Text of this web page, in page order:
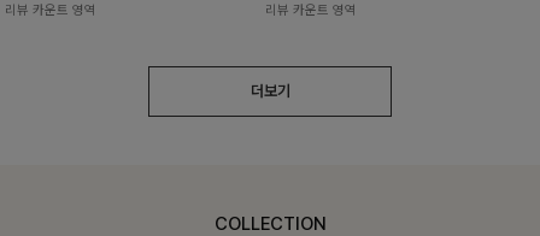
리뷰 카운트 영역 리뷰 카운트 영역
더보기
COLLECTION